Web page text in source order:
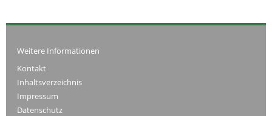
Weitere Informationen
Kontakt
Inhaltsverzeichnis
Impressum
Datenschutz